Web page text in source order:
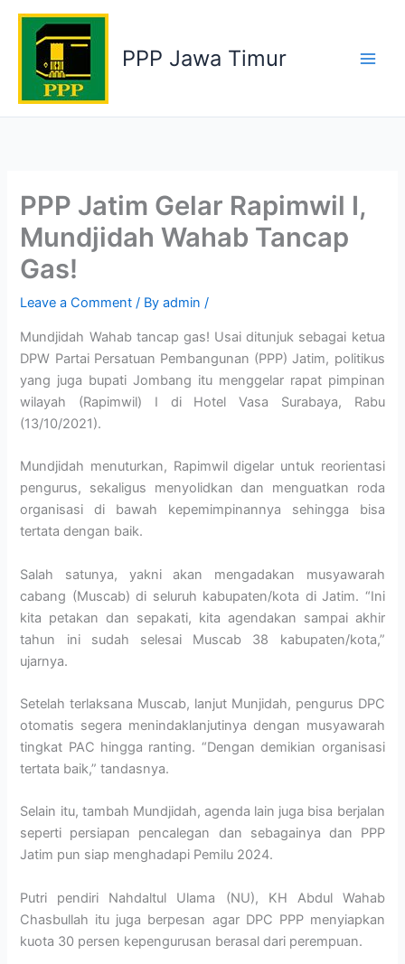
Skip
content
PPP Jawa Timur
PPP Jatim Gelar Rapimwil I,
Mundjidah Wahab Tancap
Gas!
Leave a Comment / Byadmin/
Mundjidah Wahab tancap gas! Usai ditunjuk sebagai ketua
DPW Partai Persatuan Pembangunan (PPP) Jatim, politikus
yang juga bupati Jombang itu menggelar rapat pimpinan
wilayah (Rapimwil) I di Hotel Vasa Surabaya, Rabu
(13/10/2021).
Mundjidah menuturkan, Rapimwil digelar untuk reorientasi
pengurus, sekaligus menyolidkan dan menguatkan roda
organisasi di bawah kepemimpinannya sehingga bisa
tertata dengan baik.
Salah satunya, yakni akan mengadakan musyawarah
cabang (Muscab) di seluruh kabupaten/kota di Jatim. “Ini
kita petakan dan sepakati, kita agendakan sampai akhir
tahun ini sudah selesai Muscab 38 kabupaten/kota,”
ujarnya.
Setelah terlaksana Muscab, lanjut Munjidah, pengurus DPC
otomatis segera menindaklanjutinya dengan musyawarah
tingkat PAC hingga ranting. “Dengan demikian organisasi
tertata baik,” tandasnya.
Selain itu, tambah Mundjidah, agenda lain juga bisa berjalan
seperti persiapan pencalegan dan sebagainya dan PPP
Jatim pun siap menghadapi Pemilu 2024.
Putri pendiri Nahdaltul Ulama (NU), KH Abdul Wahab
Chasbullah itu juga berpesan agar DPC PPP menyiapkan
kuota 30 persen kepengurusan berasal dari perempuan.